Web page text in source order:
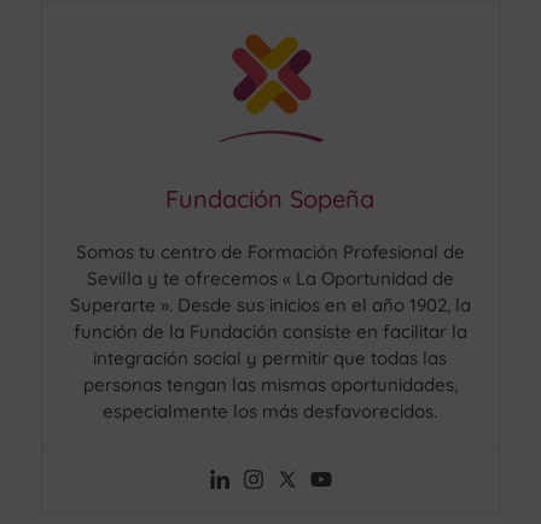
Fundación Sopeña
Somos tu centro de Formación Profesional de
Sevilla y te ofrecemos « La Oportunidad de
Superarte ». Desde sus inicios en el año 1902, la
función de la Fundación consiste en facilitar la
integración social y permitir que todas las
personas tengan las mismas oportunidades,
especialmente los más desfavorecidos.